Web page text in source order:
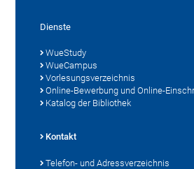
Dienste
WueStudy
WueCampus
Vorlesungsverzeichnis
Online-Bewerbung und Online-
Katalog der Bibliothek
Kontakt
Telefon- und Adressverzeichnis